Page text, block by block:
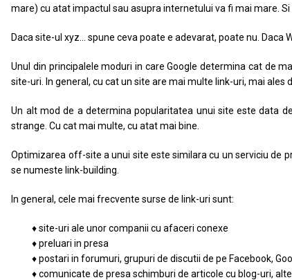
mare) cu atat impactul sau asupra internetului va fi mai mare.
Daca site-ul xyz… spune ceva poate e adevarat, poate nu. Daca
Unul din principalele moduri in care Google determina cat de
site-uri. In general, cu cat un site are mai multe link-uri, mai
Un alt mod de a determina popularitatea unui site este data
strange. Cu cat mai multe, cu atat mai bine.
Optimizarea off-site a unui site este similara cu un serviciu de
se numeste link-building.
In general, cele mai frecvente surse de link-uri sunt:
♦ site-uri ale unor companii cu afaceri conexe
♦ preluari in presa
♦ postari in forumuri, grupuri de discutii de pe Facebook,
♦ comunicate de presa schimburi de articole cu blog-uri, alte